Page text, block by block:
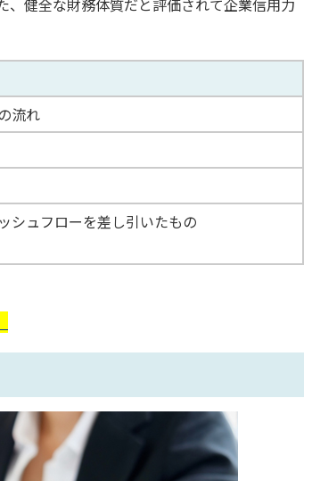
流れ
シュフローを差し引いたもの